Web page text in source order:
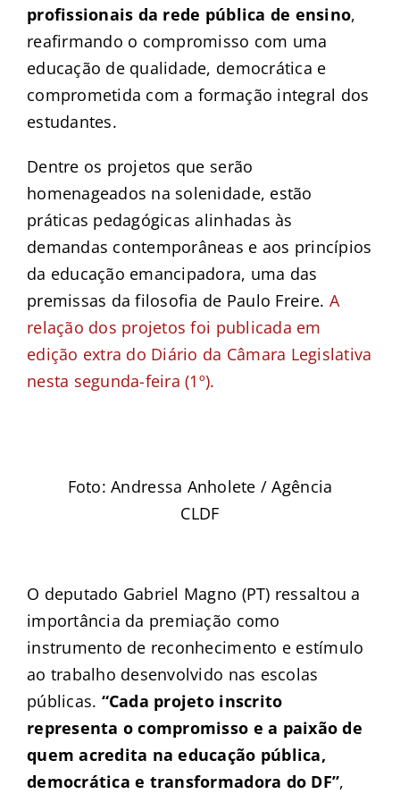
profissionais da rede pública de ensino,
reafirmando o compromisso com uma
educação de qualidade, democrática e
comprometida com a formação integral dos
estudantes.
Dentre os projetos que serão
homenageados na solenidade, estão
práticas pedagógicas alinhadas às
demandas contemporâneas e aos princípios
da educação emancipadora, uma das
premissas da filosofia de Paulo Freire. A
relação dos projetos foi publicada em
edição extra do Diário da Câmara Legislativa
nesta segunda-feira (1º).
Foto: Andressa Anholete / Agência
CLDF
O deputado Gabriel Magno (PT) ressaltou a
importância da premiação como
instrumento de reconhecimento e estímulo
ao trabalho desenvolvido nas escolas
públicas. “Cada projeto inscrito
representa o compromisso e a paixão de
quem acredita na educação pública,
democrática e transformadora do DF”,